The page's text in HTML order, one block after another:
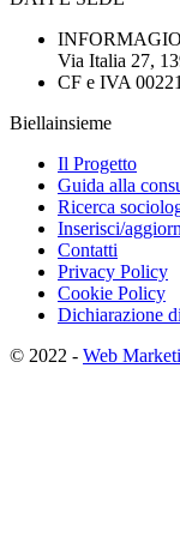
Via Italia 27,
CF e IVA
Biellainsieme
Il Progetto
Guida alla
Ricerca
Inserisci/
Contatti
Privacy Policy
Cookie Policy
Dichiarazione
© 2022 - Web